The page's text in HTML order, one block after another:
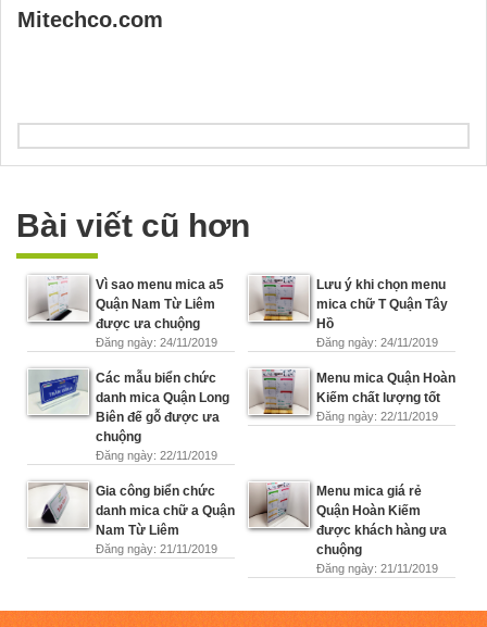
Mitechco.com
Bài viết cũ hơn
Vì sao menu mica a5
Quận Nam Từ Liêm
được ưa chuộng
Đăng ngày: 24/11/2019
Lưu ý khi chọn menu
mica chữ T Quận Tây
Hồ
Đăng ngày: 24/11/2019
Các mẫu biển chức
danh mica Quận Long
Biên đế gỗ được ưa
chuộng
Đăng ngày: 22/11/2019
Menu mica Quận Hoàn
Kiếm chất lượng tốt
Đăng ngày: 22/11/2019
Gia công biển chức
danh mica chữ a Quận
Nam Từ Liêm
Đăng ngày: 21/11/2019
Menu mica giá rẻ
Quận Hoàn Kiếm
được khách hàng ưa
chuộng
Đăng ngày: 21/11/2019